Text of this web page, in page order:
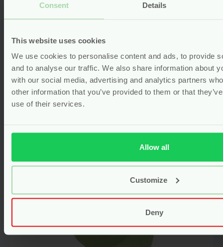
Consent Details
This website uses cookies
We use cookies to personalise content and ads, to provide
and to analyse our traffic. We also share information about
with our social media, advertising and analytics partners
other information that you’ve provided to them or that
use of their services.
Allow all
Customize
Deny
browser voor de volgende keer wanneer ik
Bio Bijtring Natuurrubber
Olifant – Grünspecht
Voor6.99